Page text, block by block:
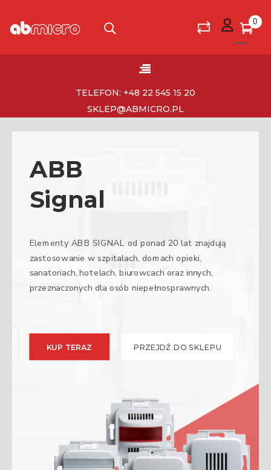
0
Toggle
☰
TELEFON: +48 22 545 15 20
SKLEP@ABMICRO.PL
ABB
Signal
Elementy ABB SIGNAL od ponad 20 lat znajdują
zastosowanie w szpitalach, domach opieki,
sanatoriach, hotelach, biurowcach oraz innych,
przeznaczonych dla osób niepełnosprawnych.
KUP TERAZ PRZEJDŹ DO SKLEPU